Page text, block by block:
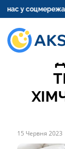
у соцмережах і
15 Червня 2023